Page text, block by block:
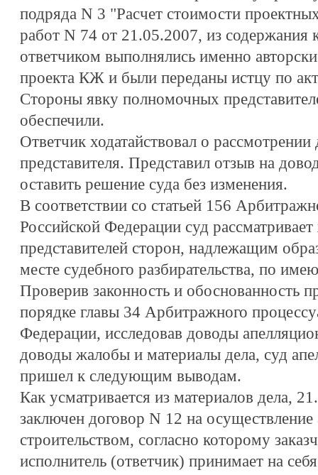
подряда N 3 "Расчет стоимости
работ N 74 от 21.05.2007, из содержания
ответчиком выполнялись именно
проекта КЖ и были переданы истцу по
Стороны явку полномочных
обеспечили.
Ответчик ходатайствовал о рассмотрении
представителя. Представил отзыв на
оставить решение суда без изменения.
В соответствии со статьей 156
Российской Федерации суд
представителей сторон, надлежащим
месте судебного разбирательства, по
Проверив законность и обоснованность
порядке главы 34 Арбитражного
Федерации, исследовав доводы
доводы жалобы и материалы дела, суд
пришел к следующим выводам.
Как усматривается из материалов дела,
заключен договор N 12 на осуществление
строительством, согласно которому
исполнитель (ответчик) принимает на